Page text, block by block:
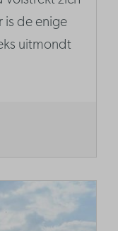
is de enige
uitmondt